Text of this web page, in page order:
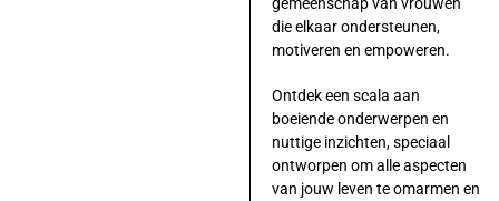
die elkaar ondersteunen,
motiveren en empoweren.
Ontdek een scala aan
boeiende onderwerpen en
nuttige inzichten, speciaal
ontworpen om alle aspecten
van jouw leven te omarmen en